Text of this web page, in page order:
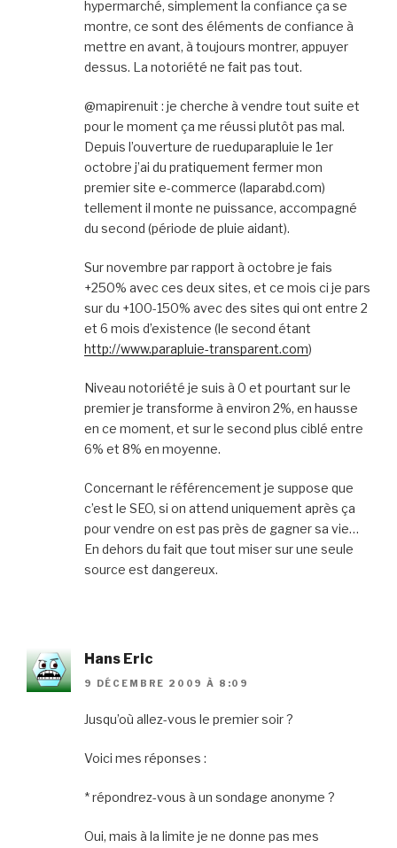
hypermarché, simplement la confiance ça se
montre, ce sont des éléments de confiance à
mettre en avant, à toujours montrer, appuyer
dessus. La notoriété ne fait pas tout.
@mapirenuit : je cherche à vendre tout suite et
pour le moment ça me réussi plutôt pas mal.
Depuis l’ouverture de rueduparapluie le 1er
octobre j’ai du pratiquement fermer mon
premier site e-commerce (laparabd.com)
tellement il monte ne puissance, accompagné
du second (période de pluie aidant).
Sur novembre par rapport à octobre je fais
+250% avec ces deux sites, et ce mois ci je pars
sur du +100-150% avec des sites qui ont entre 2
et 6 mois d’existence (le second étant
http://www.parapluie-transparent.com)
Niveau notoriété je suis à 0 et pourtant sur le
premier je transforme à environ 2%, en hausse
en ce moment, et sur le second plus ciblé entre
6% et 8% en moyenne.
Concernant le référencement je suppose que
c’est le SEO, si on attend uniquement après ça
pour vendre on est pas près de gagner sa vie…
En dehors du fait que tout miser sur une seule
source est dangereux.
Hans Eric
9 DÉCEMBRE 2009 À 8:09
Jusqu’où allez-vous le premier soir ?
Voici mes réponses :
* répondrez-vous à un sondage anonyme ?
Oui, mais à la limite je ne donne pas mes